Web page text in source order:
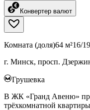
Конвертер валют
Комната (доля)64 м²16/
г. Минск, просп.
Грушевка
В ЖК «Гранд Авеню»
трёхкомнатной